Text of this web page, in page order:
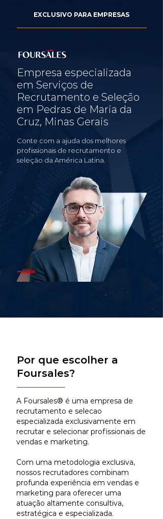
EXCLUSIVO PARA EMPRESAS
Empresa especializada
em Serviços de
Recrutamento e Seleção
em Pedras de Maria da
Cruz, Minas Gerais
Conte com a ajuda dos melhores
profissionais de recrutamento e
seleção da América Latina.
Por que escolher a
Foursales?
A Foursales® é uma empresa de
recrutamento e selecao
especializada exclusivamente em
recrutar e selecionar profissionais de
vendas e marketing.
Com uma metodologia exclusiva,
nossos recrutadores combinam
profunda experiência em vendas e
marketing para oferecer uma
atuação altamente consultiva,
estratégica e especializada.